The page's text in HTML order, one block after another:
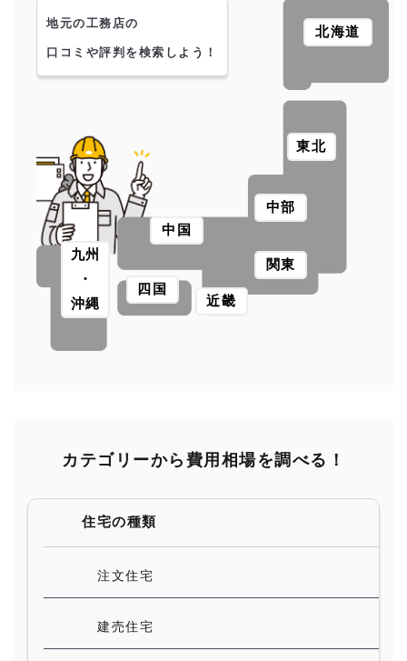
北海道
東北
関東
中部
近畿
中国
四国
九州
・
沖縄
地元の工務店の
口コミや評判を検索しよう！
カテゴリーから費用相場を調べる！
住宅の種類
注文住宅
建売住宅